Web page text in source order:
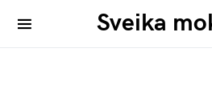
Sveika